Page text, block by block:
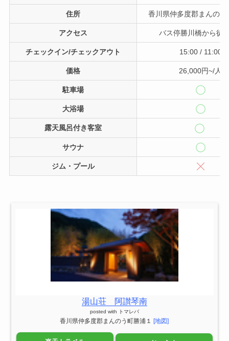
住所 香川県仲多度郡まんの
アクセス バス停勝川橋から徒
チェックイン/チェックアウト 15:00 / 11:00
価格 26,000円~/人
駐車場
大浴場
露天風呂付き客室
サウナ
ジム・プール
湯山荘 阿讃琴南
posted with トマレバ
香川県仲多度郡まんのう町勝浦１ [地図]